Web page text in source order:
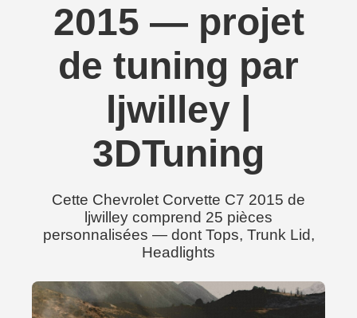
2015 — projet
de tuning par
ljwilley |
3DTuning
Cette Chevrolet Corvette C7 2015 de
ljwilley comprend 25 pièces
personnalisées — dont Tops, Trunk Lid,
Headlights